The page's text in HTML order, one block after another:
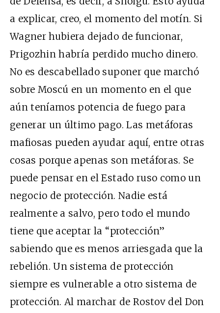
a explicar, creo, el momento del motín. Si
Wagner hubiera dejado de funcionar,
Prigozhin habría perdido mucho dinero.
No es descabellado suponer que marchó
sobre Moscú en un momento en el que
aún teníamos potencia de fuego para
generar un último pago. Las metáforas
mafiosas pueden ayudar aquí, entre otras
cosas porque apenas son metáforas. Se
puede pensar en el Estado ruso como un
negocio de protección. Nadie está
realmente a salvo, pero todo el mundo
tiene que aceptar la “protección”
sabiendo que es menos arriesgada que la
rebelión. Un sistema de protección
siempre es vulnerable a otro sistema de
protección. Al marchar de Rostov del Don